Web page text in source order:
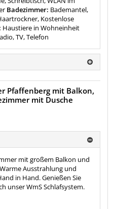
Badezimmer: Bademantel,
Kostenlose
Haustiere in Wohneinheit
TV, Telefon
Pfaffenberg mit Balkon,
mit Dusche
mit großem Balkon und
Ausstrahlung und
in Hand. Genießen Sie
unser WmS Schlafsystem.